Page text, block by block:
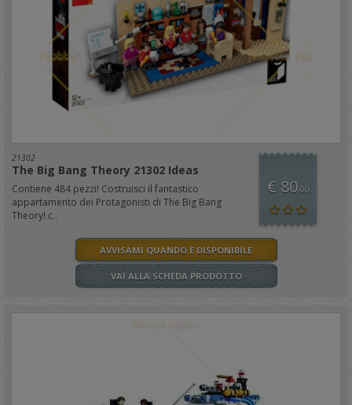
21302
The Big Bang Theory 21302 Ideas
Contiene 484 pezzi! Costruisci il fantastico
appartamento dei Protagonisti di The Big Bang
Theory! c..
€ 80,00
AVVISAMI QUANDO È DISPONIBILE
VAI ALLA SCHEDA PRODOTTO